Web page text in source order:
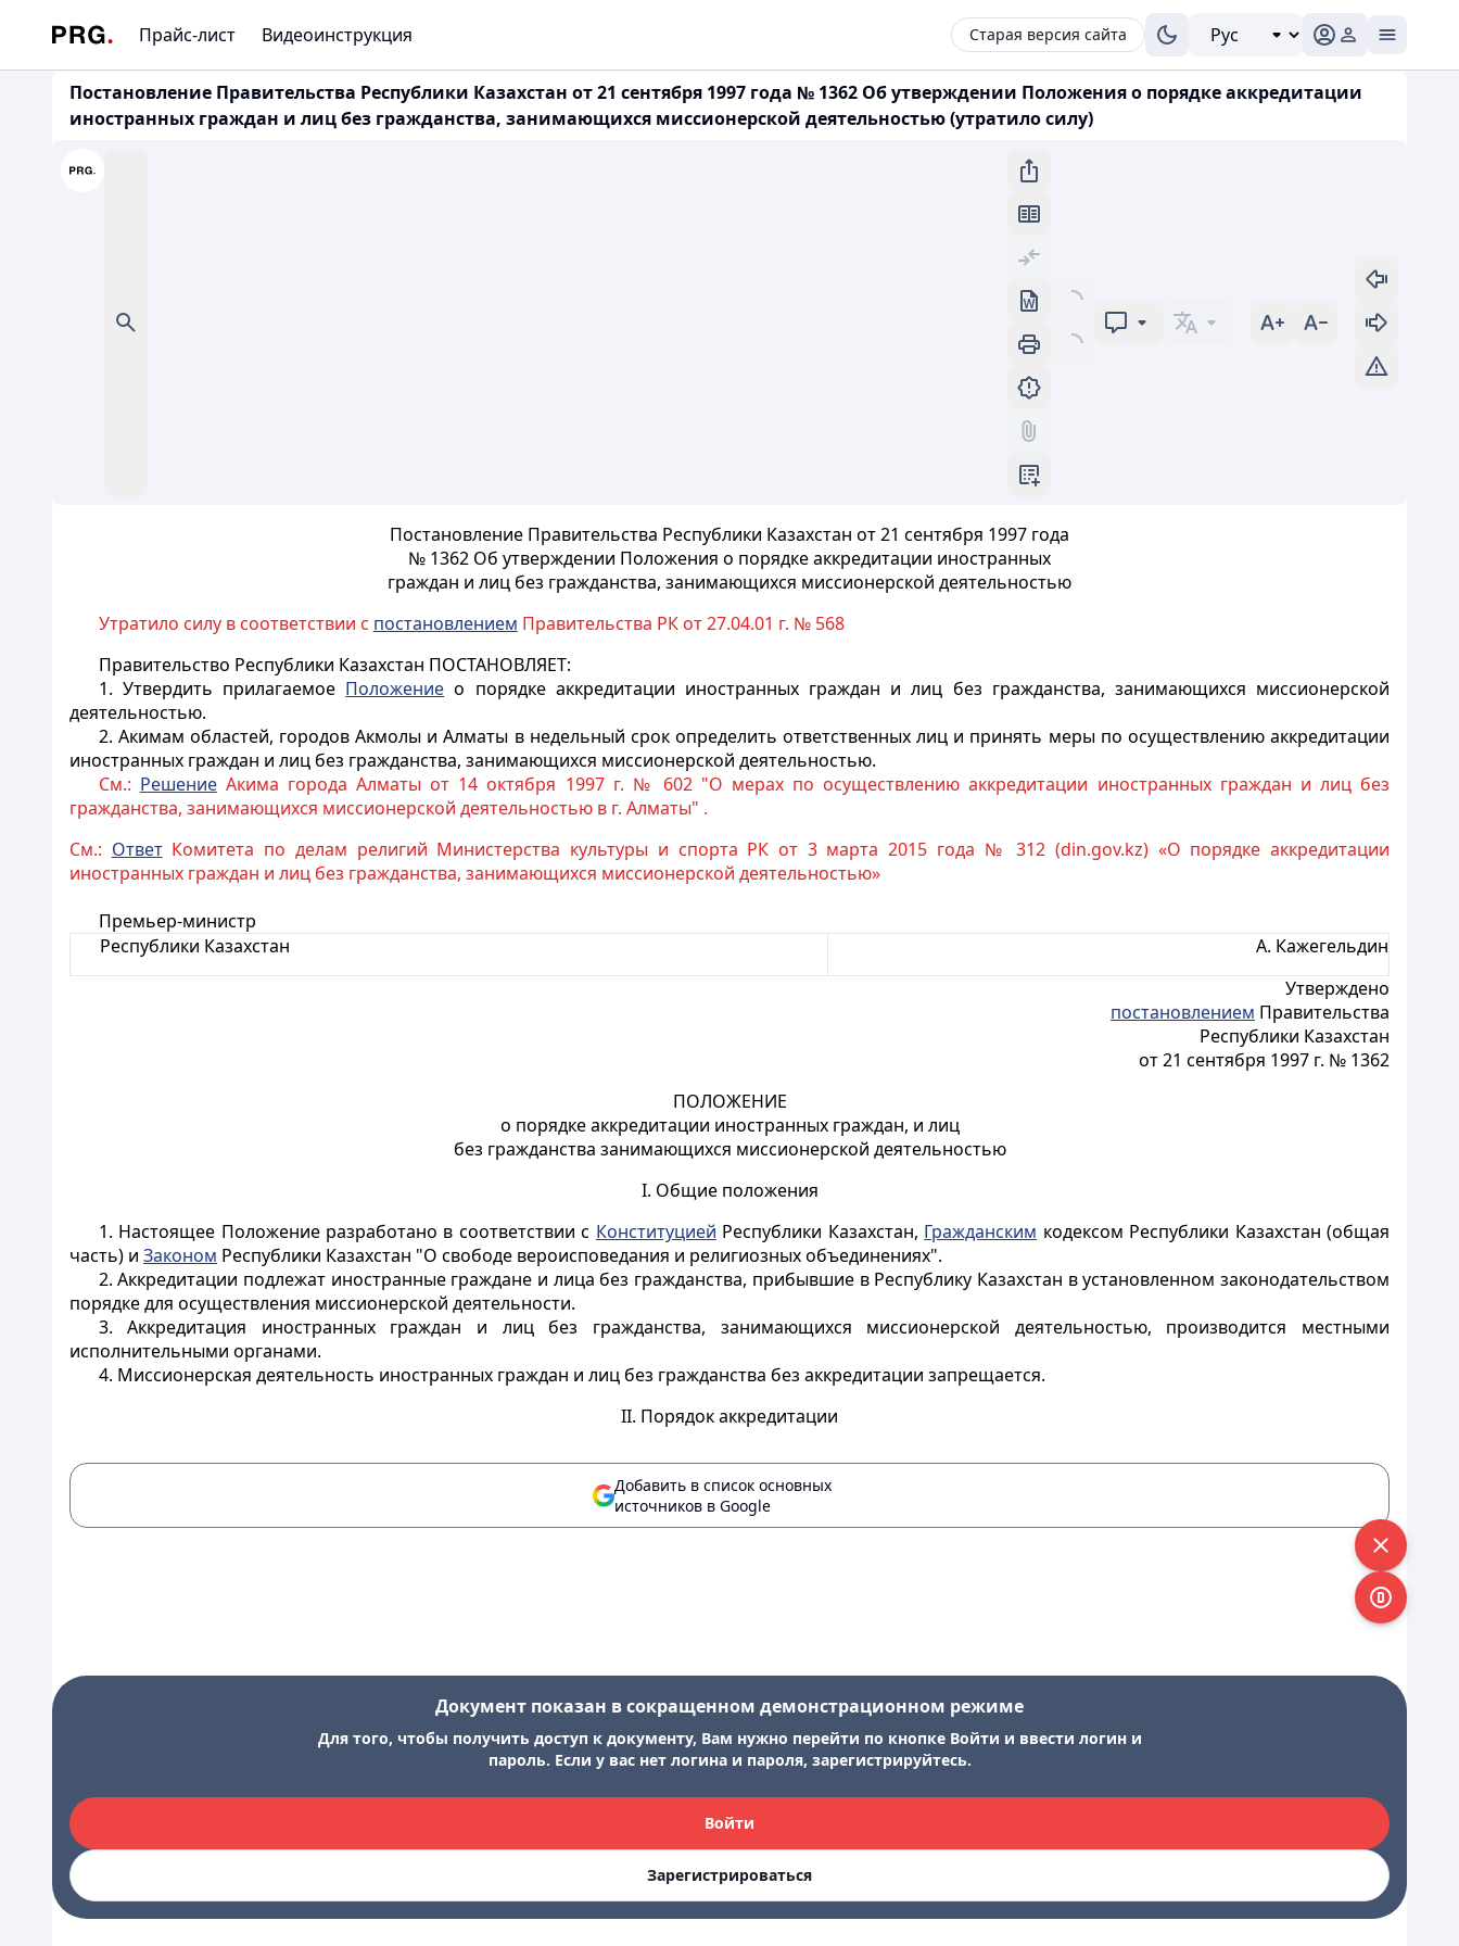
Прайс-лист Видеоинструкция Старая версия сайта
Постановление Правительства Республики Казахстан от 21 сентября 1997 года № 1362 Об утверждении Положения о порядке аккредитации
иностранных граждан и лиц без гражданства, занимающихся миссионерской деятельностью (утратило силу)
Постановление Правительства Республики Казахстан от 21 сентября 1997 года
№ 1362 Об утверждении Положения о порядке аккредитации иностранных
граждан и лиц без гражданства, занимающихся миссионерской деятельностью
Утратило силу в соответствии с постановлением Правительства РК от 27.04.01 г. № 568
Правительство Республики Казахстан ПОСТАНОВЛЯЕТ:
1. Утвердить прилагаемое Положение о порядке аккредитации иностранных граждан и лиц без гражданства, занимающихся миссионерской
деятельностью.
2. Акимам областей, городов Акмолы и Алматы в недельный срок определить ответственных лиц и принять меры по осуществлению аккредитации
иностранных граждан и лиц без гражданства, занимающихся миссионерской деятельностью.
См.: РешениеАкима города Алматы от 14 октября 1997 г. № 602 "О мерах по осуществлению аккредитации иностранных граждан и лиц без
гражданства, занимающихся миссионерской деятельностью в г. Алматы" .
См.: ОтветКомитета по делам религий Министерства культуры и спорта РК от 3 марта 2015 года № 312 (din.gov.kz) «О порядке аккредитации
иностранных граждан и лиц без гражданства, занимающихся миссионерской деятельностью»
Премьер-министр
Республики Казахстан
А. Кажегельдин
Утверждено
постановлением Правительства
Республики Казахстан
от 21 сентября 1997 г. № 1362
ПОЛОЖЕНИЕ
о порядке аккредитации иностранных граждан, и лиц
без гражданства занимающихся миссионерской деятельностью
I. Общие положения
1. Настоящее Положение разработано в соответствии с Конституцией Республики Казахстан, Гражданским кодексом Республики Казахстан (общая
часть) и Законом Республики Казахстан "О свободе вероисповедания и религиозных объединениях".
2. Аккредитации подлежат иностранные граждане и лица без гражданства, прибывшие в Республику Казахстан в установленном законодательством
порядке для осуществления миссионерской деятельности.
3. Аккредитация иностранных граждан и лиц без гражданства, занимающихся миссионерской деятельностью, производится местными
исполнительными органами.
4. Миссионерская деятельность иностранных граждан и лиц без гражданства без аккредитации запрещается.
II. Порядок аккредитации
Добавить в список основных
источников в Google
Документ показан в сокращенном демонстрационном режиме
Для того, чтобы получить доступ к документу, Вам нужно перейти по кнопке Войти и ввести логин и
пароль. Если у вас нет логина и пароля, зарегистрируйтесь.
Войти
Зарегистрироваться